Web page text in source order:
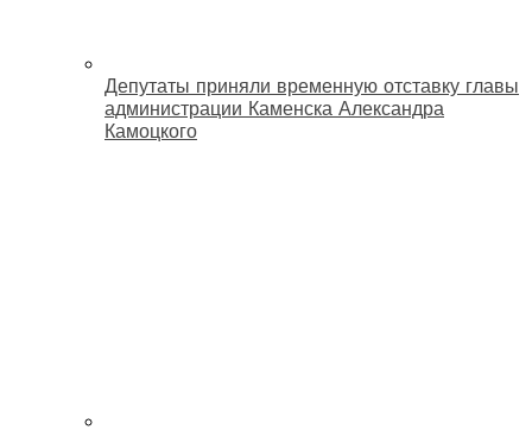
Депутаты приняли временную отставку главы
администрации Каменска Александра
Камоцкого